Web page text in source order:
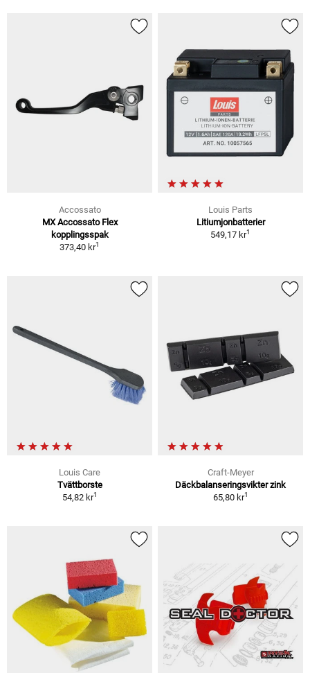
Accossato
MX Accossato Flex
kopplingsspak
373,40 kr1
Louis Parts
Litiumjonbatterier
549,17 kr1
Louis Care
Tvättborste
54,82 kr1
Craft-Meyer
Däckbalanseringsvikter zink
65,80 kr1